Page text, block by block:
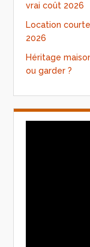
vrai coût 2026
Location
2026
Héritage
ou garder ?